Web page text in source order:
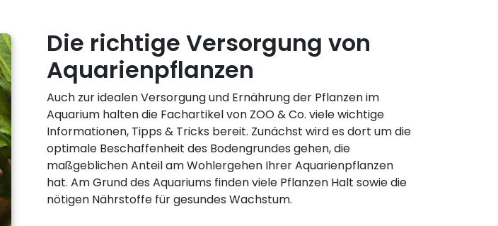
Die richtige Versorgung von
Aquarienpflanzen
Auch zur idealen Versorgung und Ernährung der Pflanzen im
Aquarium halten die Fachartikel von ZOO & Co. viele wichtige
Informationen, Tipps & Tricks bereit. Zunächst wird es dort um die
optimale Beschaffenheit des Bodengrundes gehen, die
maßgeblichen Anteil am Wohlergehen Ihrer Aquarienpflanzen
hat. Am Grund des Aquariums finden viele Pflanzen Halt sowie die
nötigen Nährstoffe für gesundes Wachstum.